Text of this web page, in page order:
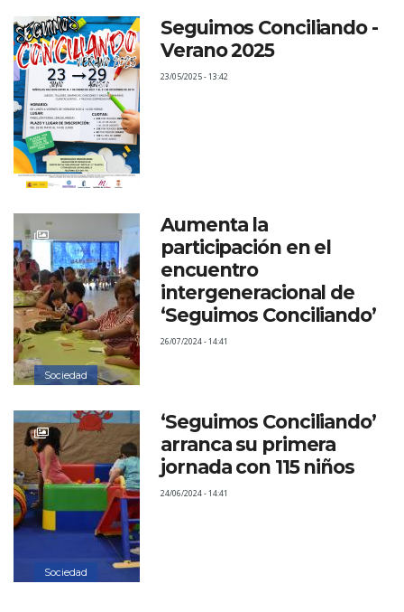
Seguimos Conciliando -
Verano 2025
23/05/2025 - 13:42
Sociedad
Aumenta la
participación en el
encuentro
intergeneracional de
‘Seguimos Conciliando’
26/07/2024 - 14:41
Sociedad
‘Seguimos Conciliando’
arranca su primera
jornada con 115 niños
24/06/2024 - 14:41